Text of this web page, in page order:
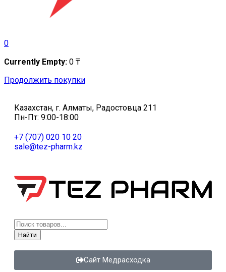
0
Currently Empty: 0 ₸
Продолжить покупки
Казахстан, г. Алматы, Радостовца 211
Пн-Пт: 9:00-18:00
+7 (707) 020 10 20
sale@tez-pharm.kz
Найти
Сайт Медрасходка